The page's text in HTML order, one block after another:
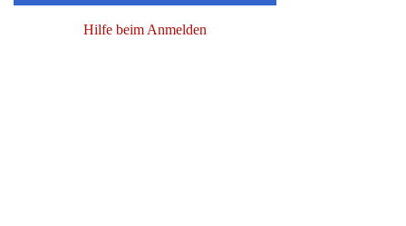
Hilfe beim Anmelden